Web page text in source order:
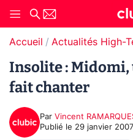
Accueil Actualités High-
Insolite : Midomi,
fait chanter
Par Vincent
Publié le 29 janvier